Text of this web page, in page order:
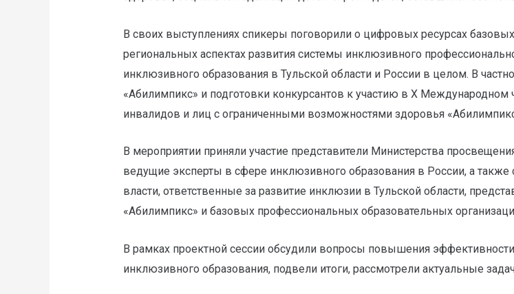
В своих выступлениях спикеры поговорили о цифровых ресурсах
региональных аспектах развития системы инклюзивного
инклюзивного образования в Тульской области и России в целом. В
«Абилимпикс» и подготовки конкурсантов к участию в X
инвалидов и лиц с ограниченными возможностями здоровья
В мероприятии приняли участие представители Министерства
ведущие эксперты в сфере инклюзивного образования в России, а также
власти, ответственные за развитие инклюзии в Тульской области,
«Абилимпикс» и базовых профессиональных образовательных
В рамках проектной сессии обсудили вопросы повышения
инклюзивного образования, подвели итоги, рассмотрели актуальные